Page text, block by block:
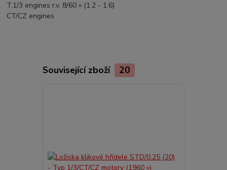
T.1/3 engines r.v. 8/60 » (1.2 - 1.6)
CT/CZ engines
Související zboží 20